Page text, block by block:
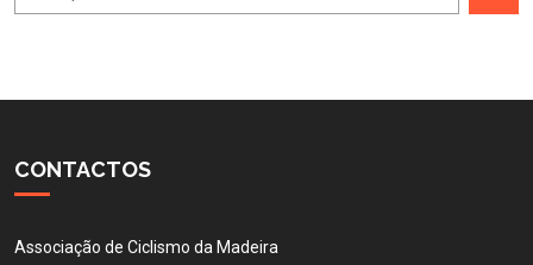
CONTACTOS
Associação de Ciclismo da Madeira